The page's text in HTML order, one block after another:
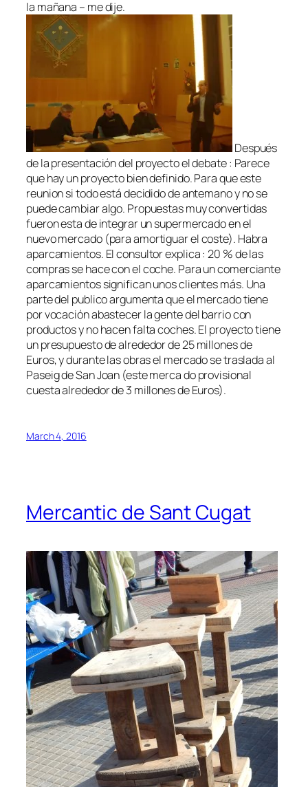
la mañana – me dije.
Después
de la presentación del proyecto el debate : Parece
que hay un proyecto bien definido. Para que este
reunion si todo está decidido de antemano y no se
puede cambiar algo. Propuestas muy convertidas
fueron esta de integrar un supermercado en el
nuevo mercado (para amortiguar el coste). Habra
aparcamientos. El consultor explica : 20 % de las
compras se hace con el coche. Para un comerciante
aparcamientos significan unos clientes más. Una
parte del publico argumenta que el mercado tiene
por vocación abastecer la gente del barrio con
productos y no hacen falta coches. El proyecto tiene
un presupuesto de alrededor de 25 millones de
Euros, y durante las obras el mercado se traslada al
Paseig de San Joan (este merca do provisional
cuesta alrededor de 3 millones de Euros).
March 4, 2016
Mercantic de Sant Cugat